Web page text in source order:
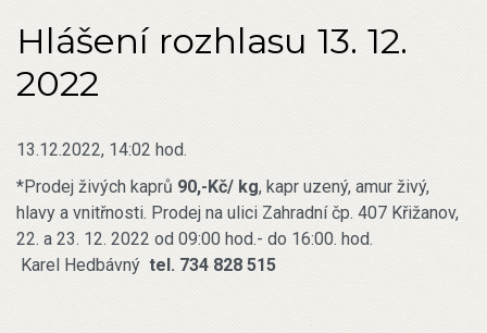
Hlášení rozhlasu 13. 12.
2022
13.12.2022, 14:02 hod.
*Prodej živých kaprů 90,-Kč/ kg, kapr uzený, amur živý,
hlavy a vnitřnosti. Prodej na ulici Zahradní čp. 407 Křižanov,
22. a 23. 12. 2022 od 09:00 hod.- do 16:00. hod.
Karel Hedbávný tel. 734 828 515